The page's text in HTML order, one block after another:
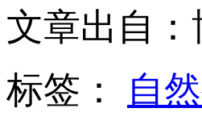
文章出自：
标签：
自